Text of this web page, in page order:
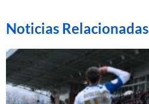
Noticias Relacionadas